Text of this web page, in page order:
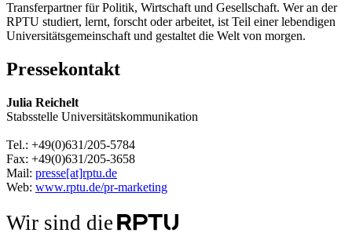
Transferpartner für Politik, Wirtschaft und Gesellschaft. Wer an der
RPTU studiert, lernt, forscht oder arbeitet, ist Teil einer lebendigen
Universitätsgemeinschaft und gestaltet die Welt von morgen.
Pressekontakt
Julia Reichelt
Stabsstelle Universitätskommunikation
Tel.: +49(0)631/205-5784
Fax: +49(0)631/205-3658
Mail: presse[at]rptu.de
Web: www.rptu.de/pr-marketing
Wir sind die